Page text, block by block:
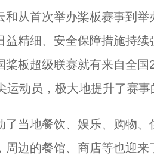
和从首次举办桨板赛事到
益精细、安全保障措施持
桨板超级联赛就有来自全
运动员，极大地提升了赛
地餐饮、娱乐、购物、
周边的餐馆、商店等也迎来